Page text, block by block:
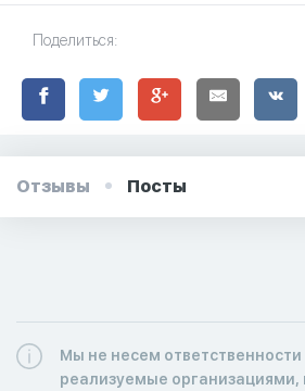
Поделиться:
Отзывы Посты
Мы не несем ответственности
реализуемые